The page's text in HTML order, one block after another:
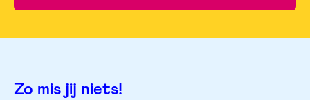
Zo mis jij niets!